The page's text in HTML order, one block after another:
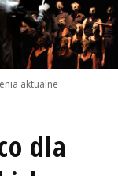
aktualne
dla